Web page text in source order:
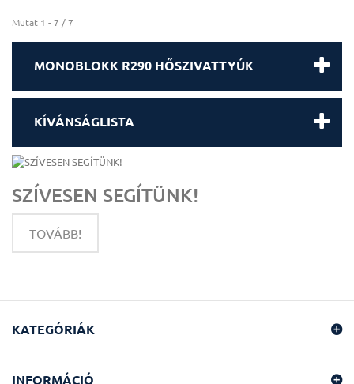
Mutat 1 - 7 / 7
MONOBLOKK R290 HŐSZIVATTYÚK
KÍVÁNSÁGLISTA
SZÍVESEN SEGÍTÜNK!
TOVÁBB!
KATEGÓRIÁK
INFORMÁCIÓ